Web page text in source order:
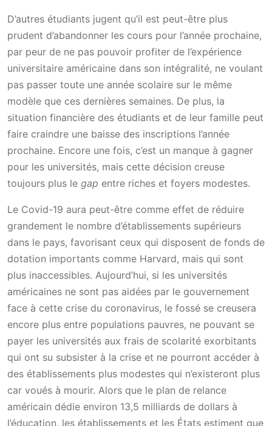
D’autres étudiants jugent qu’il est peut-être plus
prudent d’abandonner les cours pour l’année prochaine,
par peur de ne pas pouvoir profiter de l’expérience
universitaire américaine dans son intégralité, ne voulant
pas passer toute une année scolaire sur le même
modèle que ces dernières semaines. De plus, la
situation financière des étudiants et de leur famille peut
faire craindre une baisse des inscriptions l’année
prochaine. Encore une fois, c’est un manque à gagner
pour les universités, mais cette décision creuse
toujours plus le gap entre riches et foyers modestes.
Le Covid-19 aura peut-être comme effet de réduire
grandement le nombre d’établissements supérieurs
dans le pays, favorisant ceux qui disposent de fonds de
dotation importants comme Harvard, mais qui sont
plus inaccessibles. Aujourd’hui, si les universités
américaines ne sont pas aidées par le gouvernement
face à cette crise du coronavirus, le fossé se creusera
encore plus entre populations pauvres, ne pouvant se
payer les universités aux frais de scolarité exorbitants
qui ont su subsister à la crise et ne pourront accéder à
des établissements plus modestes qui n’existeront plus
car voués à mourir. Alors que le plan de relance
américain dédie environ 13,5 milliards de dollars à
l’éducation, les établissements et les États estiment que